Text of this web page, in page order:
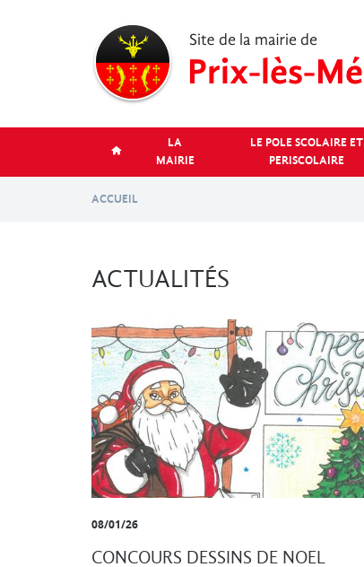
LA
MAIRIE
LE POLE SCOLAIRE ET
PERISCOLAIRE
ACCUEIL
ACTUALITÉS
08/01/26
CONCOURS DESSINS DE NOEL